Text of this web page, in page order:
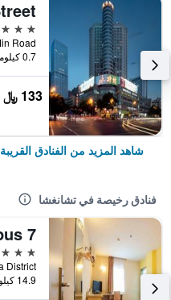
4 نجوم
0.7 كيلومتر عن وسط المدينة
133 ﷼
شاهد المزيد من الفنادق القريبة
فنادق رخيصة في تشانغشا
3 نجوم
14.9 كيلومتر عن وسط المدينة